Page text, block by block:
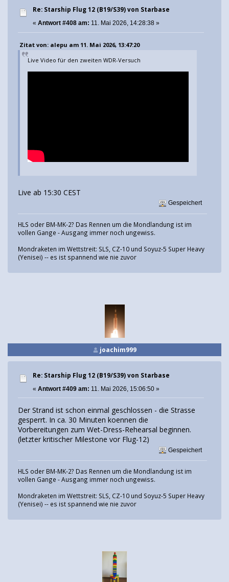
Re: Starship Flug 12 (B19/S39) von Starbase
« Antwort #408 am: 11. Mai 2026, 14:28:38 »
Zitat von: alepu am 11. Mai 2026, 13:47:20
Live Video für den zweiten WDR-Versuch
Live ab 15:30 CEST
Gespeichert
HLS oder BM-MK-2? Das Rennen um die Mondlandung ist im
vollen Gange - Ausgang immer noch ungewiss.
Mondraketen im Wettstreit: SLS, CZ-10 und Soyuz-5 Super Heavy
(Yenisei) -- es ist spannend wie nie zuvor
joachim999
Re: Starship Flug 12 (B19/S39) von Starbase
« Antwort #409 am: 11. Mai 2026, 15:06:50 »
Der Strand ist schon einmal geschlossen - die Strasse
gesperrt. In ca. 30 Minuten koennen die
Vorbereitungen zum Wet-Dress-Rehearsal beginnen.
(letzter kritischer Milestone vor Flug-12)
Gespeichert
HLS oder BM-MK-2? Das Rennen um die Mondlandung ist im
vollen Gange - Ausgang immer noch ungewiss.
Mondraketen im Wettstreit: SLS, CZ-10 und Soyuz-5 Super Heavy
(Yenisei) -- es ist spannend wie nie zuvor